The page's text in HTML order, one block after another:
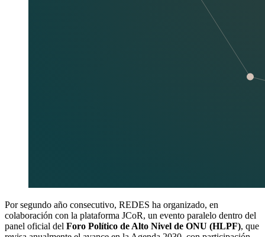
Por segundo año consecutivo, REDES ha organizado, en
colaboración con la plataforma JCoR, un evento paralelo dentro del
panel oficial del Foro Político de Alto Nivel de ONU (HLPF), que